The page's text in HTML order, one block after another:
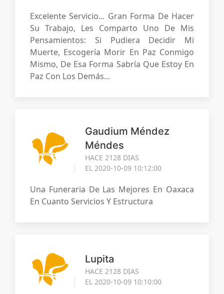
Excelente Servicio... Gran Forma De Hacer
Su Trabajo, Les Comparto Uno De Mis
Pensamientos: Si Pudiera Decidir Mi
Muerte, Escogería Morir En Paz Conmigo
Mismo, De Esa Forma Sabría Que Estoy En
Paz Con Los Demás...
Gaudium Méndez
Méndes
HACE 2128 DIAS
EL 2020-10-09 10:12:00
Una Funeraria De Las Mejores En Oaxaca
En Cuanto Servicios Y Estructura
Lupita
HACE 2128 DIAS
EL 2020-10-09 10:10:00